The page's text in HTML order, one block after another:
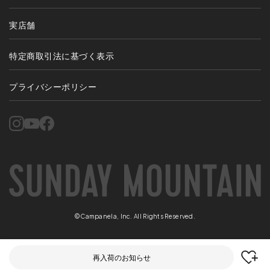
実店舗
特定商取引法に基づく表示
プライバシーポリシー
©Campanela, Inc. All Rights Reserved.
再入荷のお知らせ